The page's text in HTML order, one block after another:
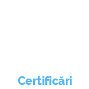
Certificări